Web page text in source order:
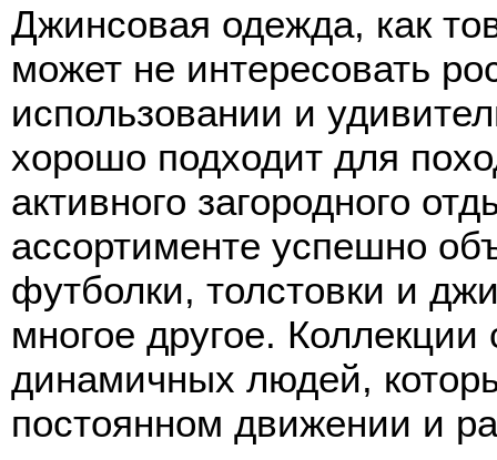
Джинсовая одежда, как
может не интересовать
использовании и
хорошо подходит для
активного загородного
ассортименте успешно
футболки, толстовки и
многое другое.
динамичных людей,
постоянном движении и